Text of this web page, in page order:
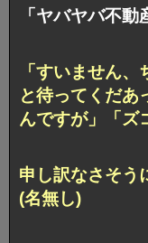
「ヤバヤバ不動
「すいません
と待ってくだあ
んですが」「
申し訳なさそ
(名無し)